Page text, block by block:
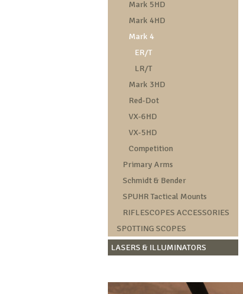
Mark 5HD
Mark 4HD
Mark 4
ER/T
LR/T
Mark 3HD
Red-Dot
VX-6HD
VX-5HD
Competition
Primary Arms
Schmidt & Bender
SPUHR Tactical Mounts
RIFLESCOPES ACCESSORIES
SPOTTING SCOPES
LASERS & ILLUMINATORS